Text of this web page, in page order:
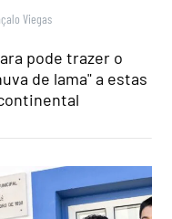
Viegas
pode trazer o
de lama" a estas